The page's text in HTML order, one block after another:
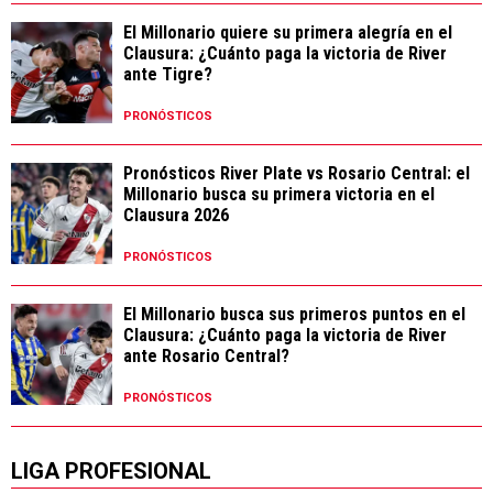
El Millonario quiere su primera alegría en el
Clausura: ¿Cuánto paga la victoria de River
ante Tigre?
PRONÓSTICOS
Pronósticos River Plate vs Rosario Central: el
Millonario busca su primera victoria en el
Clausura 2026
PRONÓSTICOS
El Millonario busca sus primeros puntos en el
Clausura: ¿Cuánto paga la victoria de River
ante Rosario Central?
PRONÓSTICOS
LIGA PROFESIONAL